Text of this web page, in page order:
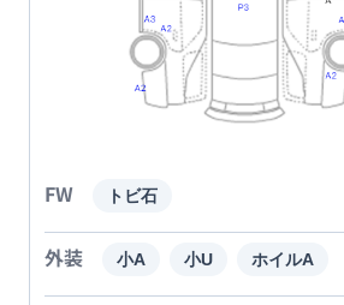
FW トビ石
外装 小A 小U ホイルA